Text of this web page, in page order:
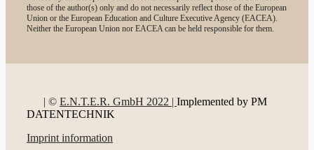
those of the author(s) only and do not necessarily reflect those of the European
Union or the European Education and Culture Executive Agency (EACEA).
Neither the European Union nor EACEA can be held responsible for them.
| © E.N.T.E.R. GmbH 2022 | Implemented by PM
DATENTECHNIK
Imprint information